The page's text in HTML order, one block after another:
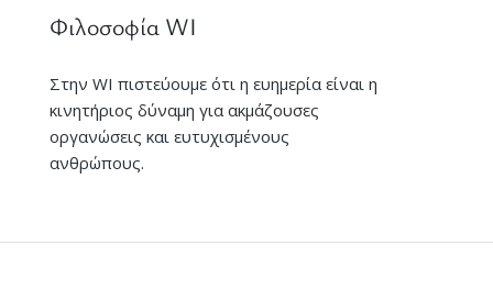
Φιλοσοφία WI
Στην WI πιστεύουμε ότι η ευημερία είναι η
κινητήριος δύναμη για ακμάζουσες
οργανώσεις και ευτυχισμένους
ανθρώπους.